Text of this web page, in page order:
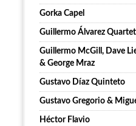
Gorka Capel
Guillermo Álvarez Quartet
Guillermo McGill, Dave
& George Mraz
Gustavo Díaz Quinteto
Gustavo Gregorio &
Héctor Flavio